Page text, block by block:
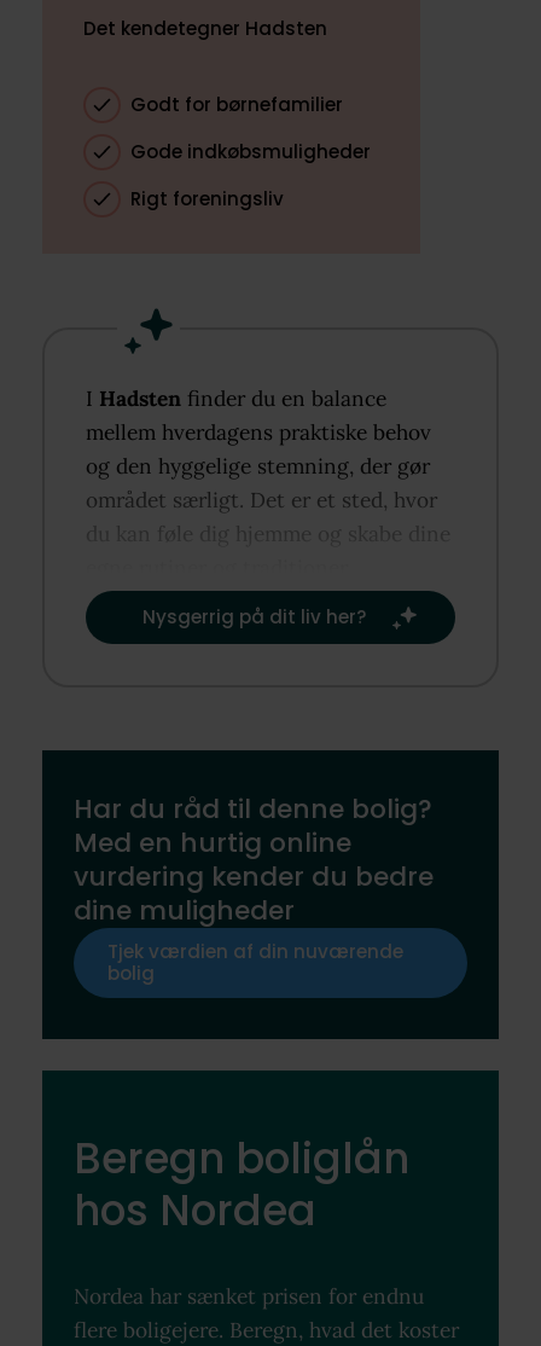
Det kendetegner Hadsten
Godt for børnefamilier
Gode indkøbsmuligheder
Rigt foreningsliv
I Hadsten finder du en balance
mellem hverdagens praktiske behov
og den hyggelige stemning, der gør
området særligt. Det er et sted, hvor
du kan føle dig hjemme og skabe dine
Nysgerrig på dit liv her?​
Har du råd til denne bolig?
Med en hurtig online
vurdering kender du bedre
dine muligheder
Tjek værdien af din nuværende
bolig
Beregn boliglån
hos Nordea
Nordea har sænket prisen for endnu
flere boligejere. Beregn, hvad det koster